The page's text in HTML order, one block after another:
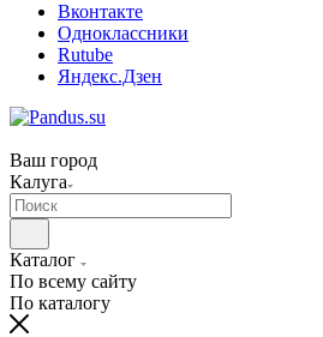
Вконтакте
Одноклассники
Rutube
Яндекс.Дзен
Ваш город
Калуга
Каталог
По всему сайту
По каталогу